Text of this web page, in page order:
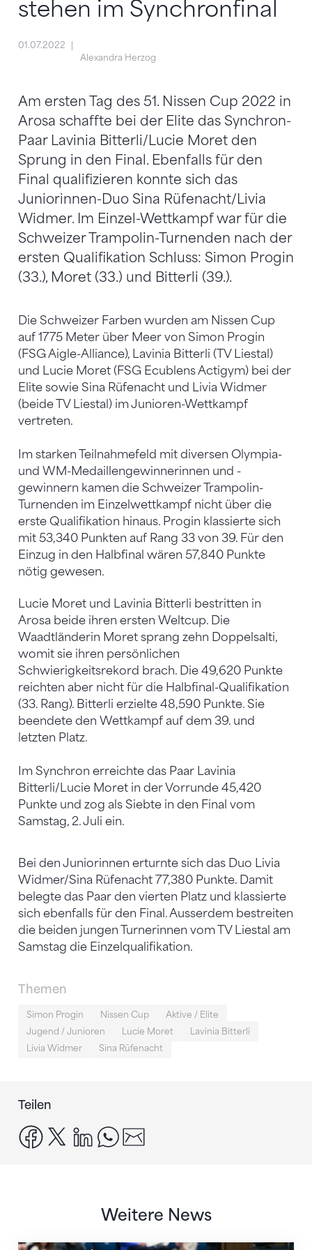
stehen im Synchronfinal
01.07.2022
Alexandra Herzog
Am ersten Tag des 51. Nissen Cup 2022 in
Arosa schaffte bei der Elite das Synchron-
Paar Lavinia Bitterli/Lucie Moret den
Sprung in den Final. Ebenfalls für den
Final qualifizieren konnte sich das
Juniorinnen-Duo Sina Rüfenacht/Livia
Widmer. Im Einzel-Wettkampf war für die
Schweizer Trampolin-Turnenden nach der
ersten Qualifikation Schluss: Simon Progin
(33.), Moret (33.) und Bitterli (39.).
Die Schweizer Farben wurden am Nissen Cup
auf 1775 Meter über Meer von Simon Progin
(FSG Aigle-Alliance), Lavinia Bitterli (TV Liestal)
und Lucie Moret (FSG Ecublens Actigym) bei der
Elite sowie Sina Rüfenacht und Livia Widmer
(beide TV Liestal) im Junioren-Wettkampf
vertreten.
Im starken Teilnahmefeld mit diversen Olympia-
und WM-Medaillengewinnerinnen und -
gewinnern kamen die Schweizer Trampolin-
Turnenden im Einzelwettkampf nicht über die
erste Qualifikation hinaus. Progin klassierte sich
mit 53,340 Punkten auf Rang 33 von 39. Für den
Einzug in den Halbfinal wären 57,840 Punkte
nötig gewesen.
Lucie Moret und Lavinia Bitterli bestritten in
Arosa beide ihren ersten Weltcup. Die
Waadtländerin Moret sprang zehn Doppelsalti,
womit sie ihren persönlichen
Schwierigkeitsrekord brach. Die 49,620 Punkte
reichten aber nicht für die Halbfinal-Qualifikation
(33. Rang). Bitterli erzielte 48,590 Punkte. Sie
beendete den Wettkampf auf dem 39. und
letzten Platz.
Im Synchron erreichte das Paar Lavinia
Bitterli/Lucie Moret in der Vorrunde 45,420
Punkte und zog als Siebte in den Final vom
Samstag, 2. Juli ein.
Bei den Juniorinnen erturnte sich das Duo Livia
Widmer/Sina Rüfenacht 77,380 Punkte. Damit
belegte das Paar den vierten Platz und klassierte
sich ebenfalls für den Final. Ausserdem bestreiten
die beiden jungen Turnerinnen vom TV Liestal am
Samstag die Einzelqualifikation.
Themen
Simon Progin Nissen Cup
Aktive / Elite
Jugend / Junioren
Lucie Moret
Lavinia Bitterli
Livia Widmer
Sina Rüfenacht
Teilen
facebook
x linkedinwhatsapp
Weitere News